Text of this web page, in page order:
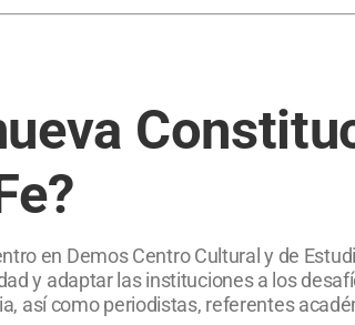
en Demos Centro Cultural y de
y adaptar las instituciones a los
así como periodistas, referentes